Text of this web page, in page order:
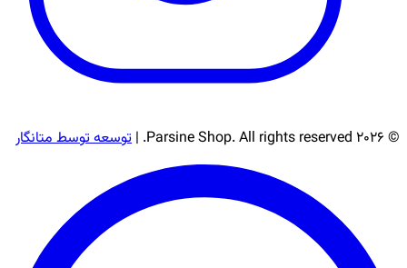
© 2026 Parsine Shop. All rights reserved. | توسعه توسط متانگار